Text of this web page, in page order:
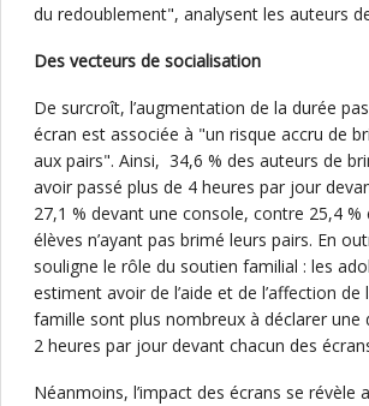
du redoublement", analysent les auteurs
Des vecteurs de socialisation
De surcroît, l’augmentation de la durée
écran est associée à "un risque accru de
aux pairs". Ainsi, 34,6 % des auteurs de
avoir passé plus de 4 heures par jour
27,1 % devant une console, contre 25,4 %
élèves n’ayant pas brimé leurs pairs. En
souligne le rôle du soutien familial : les
estiment avoir de l’aide et de l’affection
famille sont plus nombreux à déclarer une
2 heures par jour devant chacun des
Néanmoins, l’impact des écrans se révèle